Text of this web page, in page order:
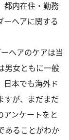
都内在住・勤務
ーヘアに関する
ヘアのケアは当
男女ともに一般
日本でも海外ド
すが、まだまだ
アンケートをと
あることがわか